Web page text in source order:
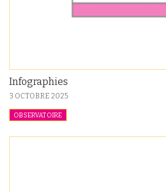
Infographies
3 OCTOBRE 2025
OBSERVATOIRE